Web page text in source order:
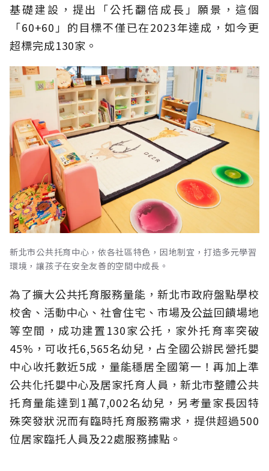
基礎建設，提出「公托翻倍成長」願景，這個
「60+60」的目標不僅已在2023年達成，如今更
超標完成130家。
新北市公共托育中心，依各社區特色，因地制宜，打造多元學習
環境，讓孩子在安全友善的空間中成長。
為了擴大公共托育服務量能，新北市政府盤點學校
校舍、活動中心、社會住宅、市場及公益回饋場地
等空間，成功建置130家公托，家外托育率突破
45%，可收托6,565名幼兒，占全國公辦民營托嬰
中心收托數近5成，量能穩居全國第一！再加上準
公共化托嬰中心及居家托育人員，新北市整體公共
托育量能達到1萬7,002名幼兒，另考量家長因特
殊突發狀況而有臨時托育服務需求，提供超過500
位居家臨托人員及22處服務據點。